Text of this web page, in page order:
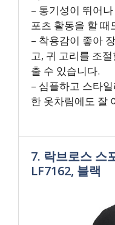
– 통기성이 뛰어
포츠 활동을 할 때
– 착용감이 좋아
고, 귀 고리를 조
출 수 있습니다.
– 심플하고 스타
한 옷차림에도 잘
7. 락브로스 스
LF7162, 블랙